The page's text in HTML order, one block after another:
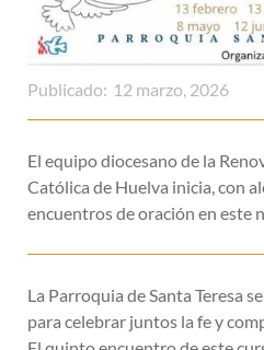
Publicado: 12 marzo, 2026
El equipo diocesano de la
Católica de Huelva inicia, con
encuentros de oración en este
La Parroquia de Santa Teresa
para celebrar juntos la fe y